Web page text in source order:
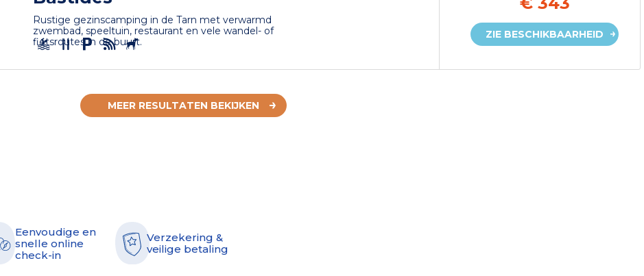
Rustige gezinscamping in de Tarn met verwarmd
zwembad, speeltuin, restaurant en vele wandel- of
fietsroutes in de buurt.
ZIE BESCHIKBAARHEID
MEER RESULTATEN BEKIJKEN
Eenvoudige en
snelle online
check-in
Verzekering &
veilige betaling